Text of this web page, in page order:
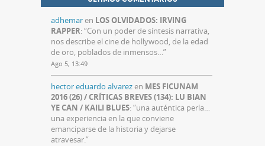
adhemaren LOS OLVIDADOS: IRVING
RAPPER: “Con un poder de síntesis narrativa,
nos describe el cine de hollywood, de la edad
de oro, poblados de inmensos…”
Ago 5, 13:49
hector eduardo alvarezen MES FICUNAM
2016 (26) / CRÍTICAS BREVES (134): LU BIAN
YE CAN / KAILI BLUES: “una auténtica perla…
una experiencia en la que conviene
emanciparse de la historia y dejarse
atravesar.”